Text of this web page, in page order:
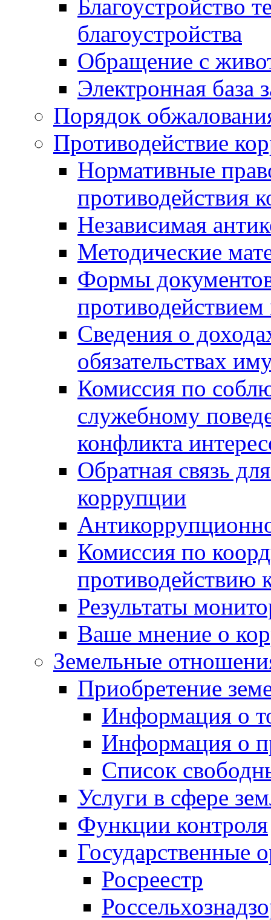
Благоустройство
благоустройства
Обращение с
Электронная база
Порядок
Противодействие
Нормативные
противодействия
Независимая
Методические
Формы
Сведения о
обязательствах
Комиссия по
служебному
конфликта
Обратная связь
коррупции
Комиссия по
противодействию
Результаты
Ваше мнение о
Земельные
Приобретение
Информация о
Информация о
Список
Услуги в сфере
Функции контроля
Государственные
Росреестр